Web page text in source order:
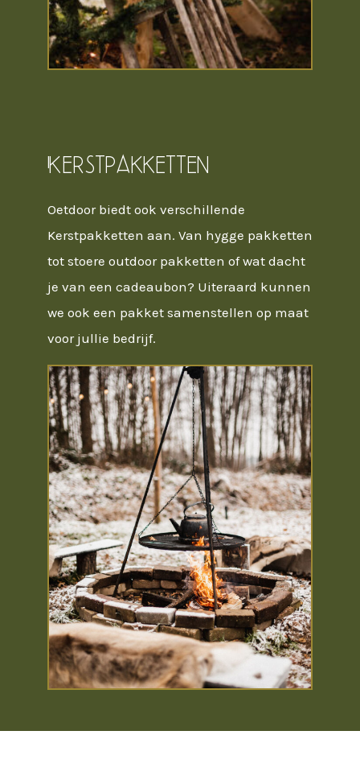
Kerstpakketten
Oetdoor biedt ook verschillende
Kerstpakketten aan. Van hygge pakketten
tot stoere outdoor pakketten of wat dacht
je van een cadeaubon? Uiteraard kunnen
we ook een pakket samenstellen op maat
voor jullie bedrijf.